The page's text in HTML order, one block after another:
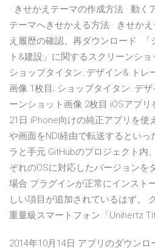
· きせかえテーマの作成方法 · 動
テーマへきせかえる方法 · きせか
え履歴の確認、再ダウンロード 「
ト&建設」に関するスクリーンショ
ショップタイタン: デザイン& トレ
画像 1枚目; ショップタイタン: デ
ーンショット画像 2枚目 iOSアプリ
21日 iPhone向けの純正アプリを使
や画面をNDI経由で転送するといっ
ラと手元 GitHubのプロジェクト内
ぞれのOSに対応したバージョンを
場合 プラグインが正常にインスト
しい項目が追加されているはず。
重量級スマートフォン「Unihertz
2014年10月14日 アプリのダウン